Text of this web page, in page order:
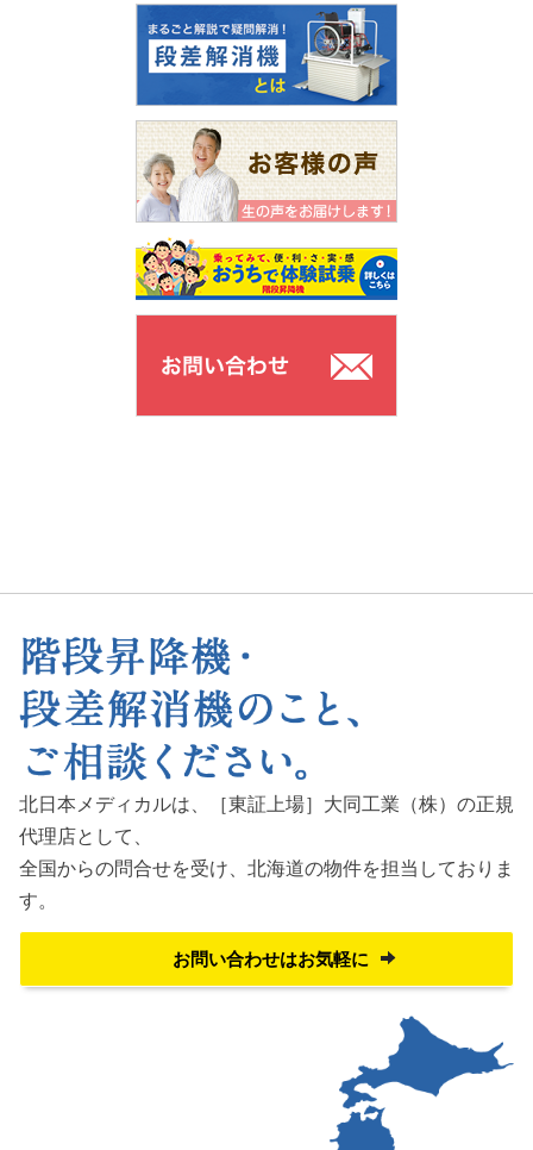
北日本メディカルは、［東証上場］大同工業（株）の正規
代理店として、
全国からの問合せを受け、 北海道の物件を担当しておりま
す。
お問い合わせはお気軽に